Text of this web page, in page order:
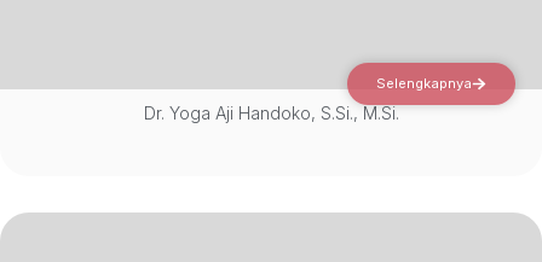
Selengkapnya
Dr. Yoga Aji Handoko, S.Si., M.Si.